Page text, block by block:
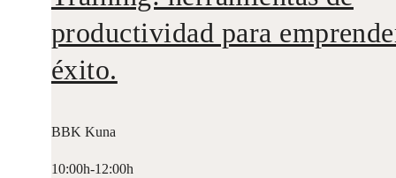
productividad para
éxito.
BBK Kuna
10:00h-12:00h